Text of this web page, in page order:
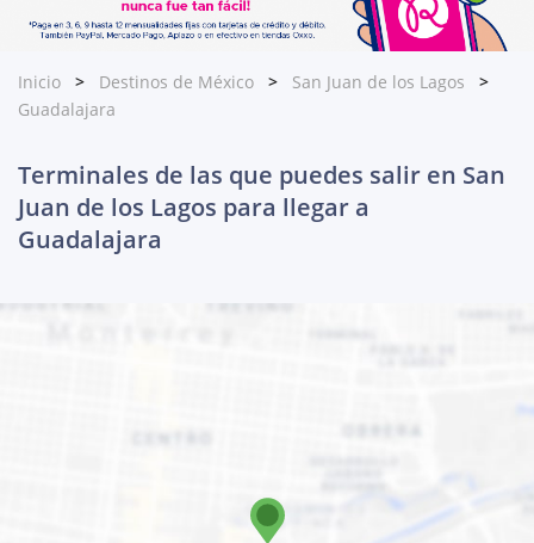
Inicio Destinos de México
San Juan de los Lagos
Guadalajara
Terminales de las que puedes salir en San
Juan de los Lagos para llegar a
Guadalajara